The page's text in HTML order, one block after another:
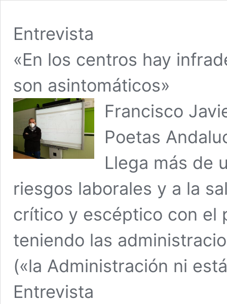
Entrevista
«En los centros hay
son asintomáticos»
Francisco
Poetas
Llega más de
riesgos laborales y a la
crítico y escéptico con el
teniendo las
(«la Administración ni
Entrevista